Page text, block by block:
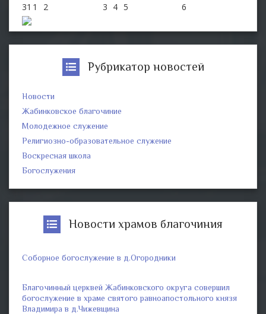
31 1 2 3 4 5 6
Рубрикатор новостей
Новости
Жабинковское благочиние
Молодежное служение
Религиозно-образовательное служение
Воскресная школа
Богослужения
Новости храмов благочиния
Соборное богослужение в д.Огородники
Благочинный церквей Жабинковского округа совершил
богослужение в храме святого равноапостольного князя
Владимира в д.Чижевщина